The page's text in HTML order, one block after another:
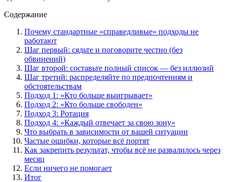
Содержание
Почему стандартные «справедливые» подходы не
работают
Шаг первый: сядьте и поговорите честно (без
обвинений)
Шаг второй: составьте полный список — без иллюзий
Шаг третий: распределяйте по предпочтениям и
обстоятельствам
Подход 1: «Кто больше выигрывает»
Подход 2: «Кто больше свободен»
Подход 3: Ротация
Подход 4: «Каждый отвечает за свою зону»
Что выбрать в зависимости от вашей ситуации
Частые ошибки, которые всё портят
Как закрепить результат, чтобы всё не развалилось через
месяц
Если ничего не помогает
Итог